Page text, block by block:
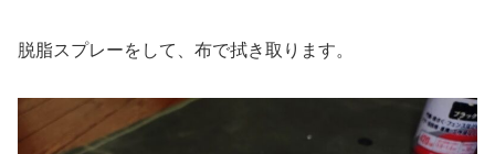
脱脂スプレーをして、布で拭き取ります。